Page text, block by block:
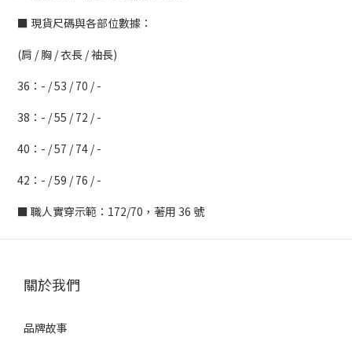
■ 現貨尺碼與各部位數據：
(肩 / 胸 / 衣長 / 袖長)
36：- / 53 / 70 / -
38：- / 55 / 72 / -
40：- / 57 / 74 / -
42：- / 59 / 76 / -
■ 職人實穿示範：172/70，著用 36 號
關於我們
品牌故事